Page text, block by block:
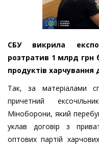
СБУ викрила
розтратив 1 млрд грн
продуктів харчування
Так, за матеріалами
причетний
Міноборони, який
уклав договір з
оптових партій